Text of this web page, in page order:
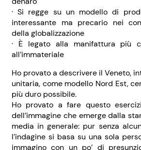
· Si regge su un modello di
interessante ma precario nei
della globalizzazione
· È legato alla manifattura più
all’immateriale
Ho provato a descrivere il Veneto,
unitaria, come modello Nord Est,
più duro possibile.
Ho provato a fare questo
dell’immagine che emerge dalla
media in generale: pur senza
l’indagine si basa su una sola
immagino con un po’ di